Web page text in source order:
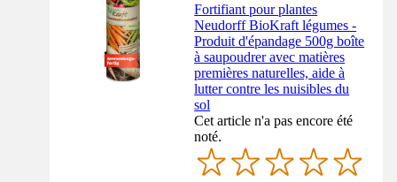
Fortifiant pour plantes
Neudorff BioKraft légumes -
Produit d'épandage 500g boîte
à saupoudrer avec matières
premières naturelles, aide à
lutter contre les nuisibles du
sol
Cet article n'a pas encore été
noté.